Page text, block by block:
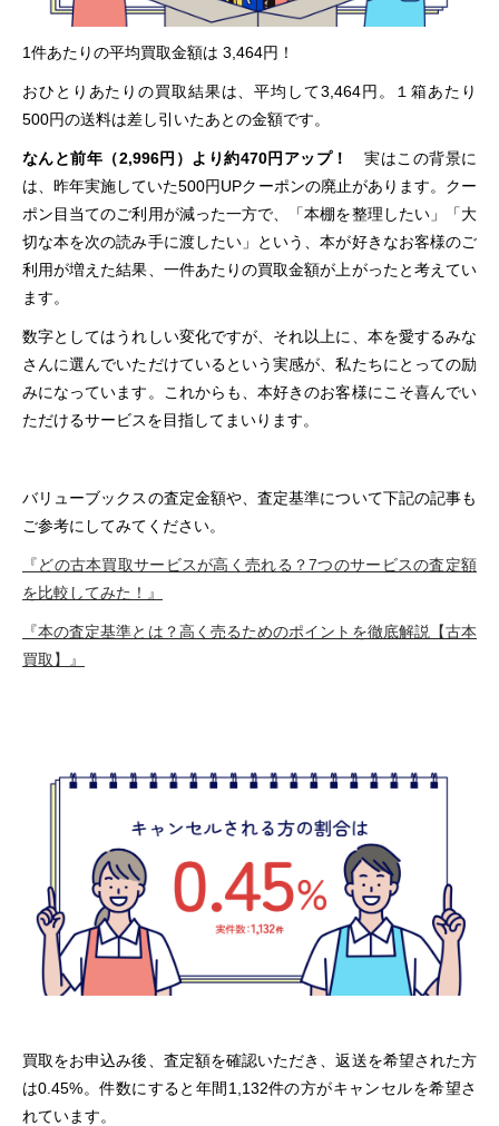
1件あたりの平均買取金額は 3,464円！
おひとりあたりの買取結果は、平均して3,464円。１箱あたり
500円の送料は差し引いたあとの金額です。
なんと前年（2,996円）より約470円アップ！ 実はこの背景に
は、昨年実施していた500円UPクーポンの廃止があります。クー
ポン目当てのご利用が減った一方で、「本棚を整理したい」「大
切な本を次の読み手に渡したい」という、本が好きなお客様のご
利用が増えた結果、一件あたりの買取金額が上がったと考えてい
ます。
数字としてはうれしい変化ですが、それ以上に、本を愛するみな
さんに選んでいただけているという実感が、私たちにとっての励
みになっています。これからも、本好きのお客様にこそ喜んでい
ただけるサービスを目指してまいります。
バリューブックスの査定金額や、査定基準について下記の記事も
ご参考にしてみてください。
『どの古本買取サービスが高く売れる？7つのサービスの査定額
を比較してみた！』
『本の査定基準とは？高く売るためのポイントを徹底解説【古本
買取】』
買取をお申込み後、査定額を確認いただき、返送を希望された方
は0.45%。件数にすると年間1,132件の方がキャンセルを希望さ
れています。